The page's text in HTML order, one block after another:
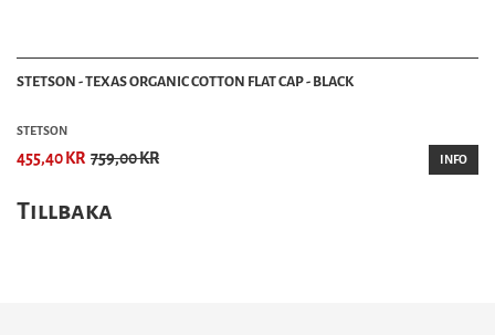
STETSON - TEXAS ORGANIC COTTON FLAT CAP - BLACK
STETSON
455,40 KR 759,00 KR INFO
Tillbaka